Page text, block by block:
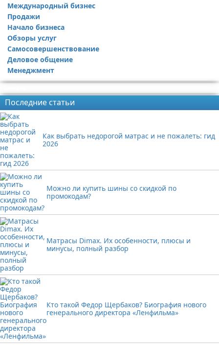
Международный бизнес
Продажи
Начало бизнеса
Обзоры услуг
Самосовершенствование
Деловое общение
Менеджмент
Последние статьи
Как выбрать недорогой матрас и не пожалеть: гид
2026
Можно ли купить шины со скидкой по
промокодам?
Матрасы Dimax. Их особенности, плюсы и
минусы, полный разбор
Кто такой Федор Щербаков? Биография нового
генерального директора «Ленфильма»